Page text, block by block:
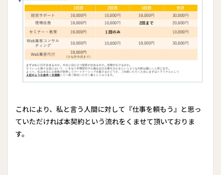
これにより、私と言う人間に対して『仕事を頼もう』と思っ
ていただければ本契約という流れをくませて頂いておりま
す。